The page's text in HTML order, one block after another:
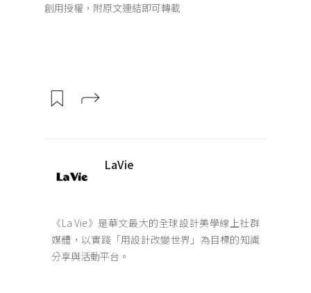
創用授權，附原文連結即可轉載
LaVie
《La Vie》是華文最大的全球設計美學線上社群
媒體，以實踐「用設計改變世界」為目標的知識
分享與活動平台。